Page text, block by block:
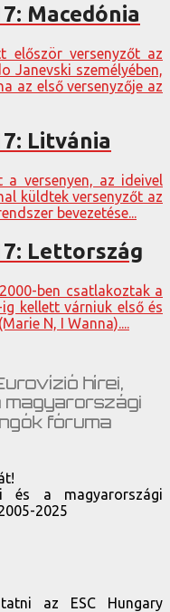
Macedónia
először versenyzőt az
Janevski személyében,
az első versenyzője az
Litvánia
versenyen, az ideivel
küldtek versenyzőt az
bevezetése...
Lettország
ben csatlakoztak a
kellett várniuk első és
N, I Wanna)....
és a magyarországi
2025
az ESC Hungary